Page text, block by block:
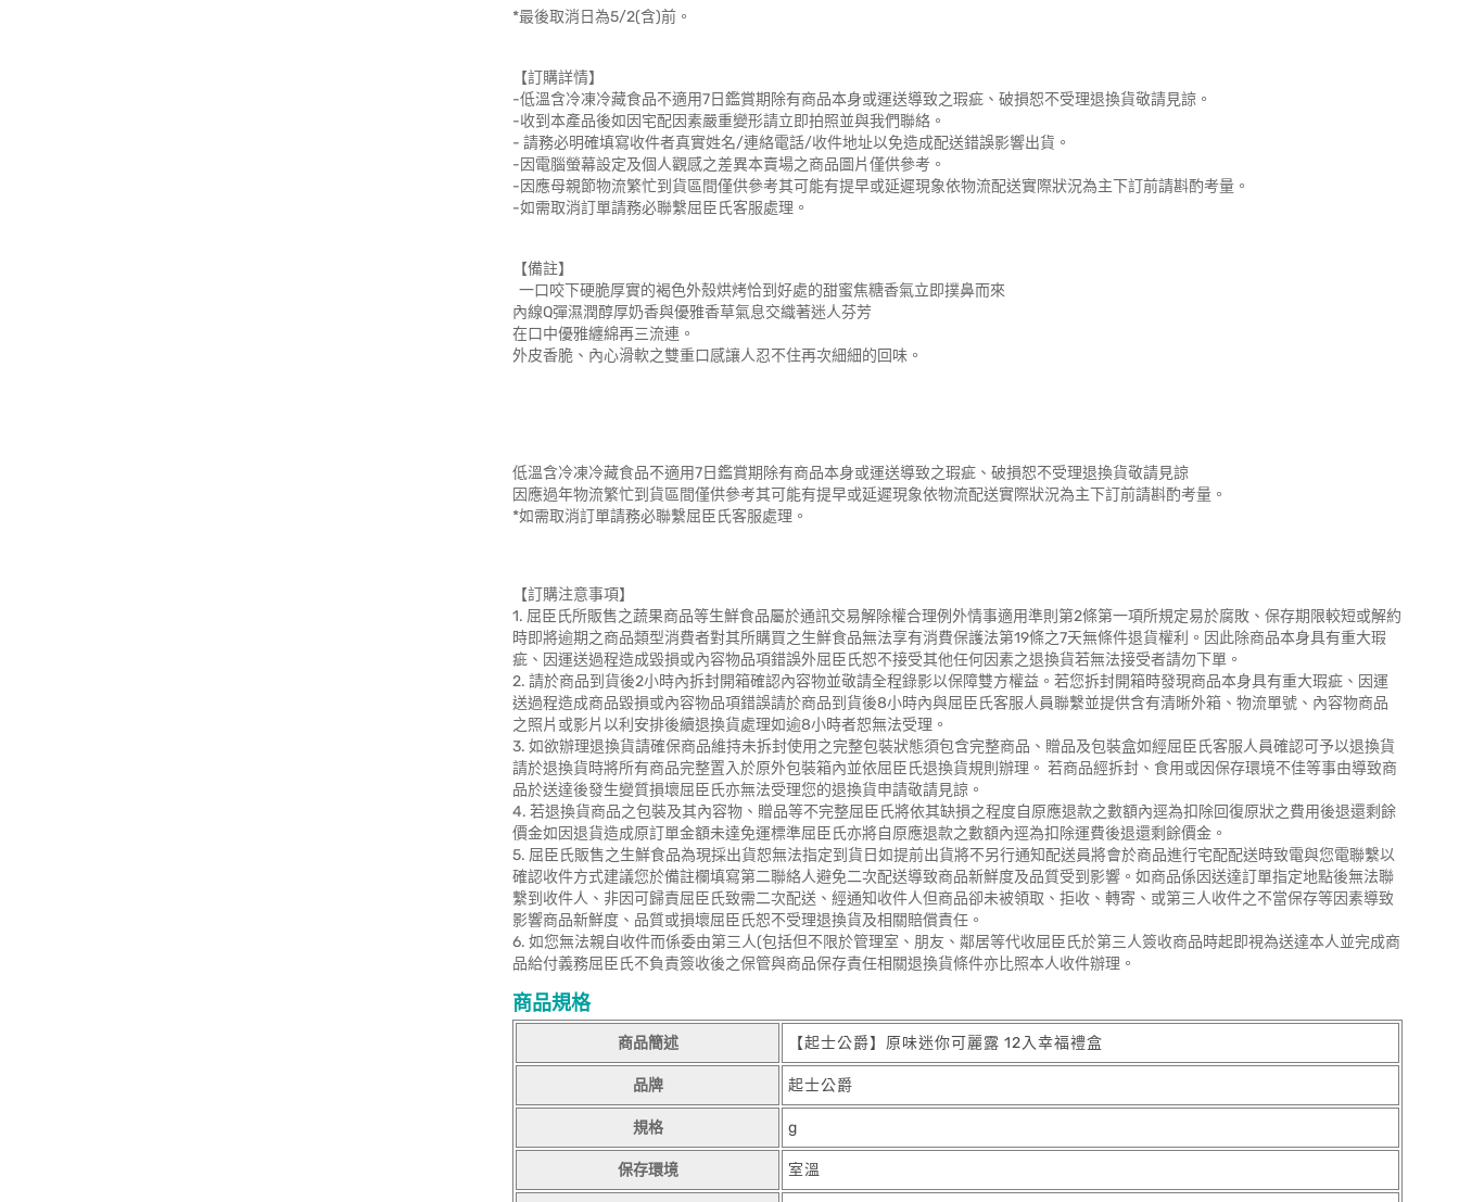
*最後取消日為5/2(含)前。
【訂購詳情】
-低溫含冷凍冷藏食品不適用7日鑑賞期除有商品本身或運送導致之瑕疵、破損恕不受理退換貨敬請見諒。
-收到本產品後如因宅配因素嚴重變形請立即拍照並與我們聯絡。
- 請務必明確填寫收件者真實姓名/連絡電話/收件地址以免造成配送錯誤影響出貨。
-因電腦螢幕設定及個人觀感之差異本賣場之商品圖片僅供參考。
-因應母親節物流繁忙到貨區間僅供參考其可能有提早或延遲現象依物流配送實際狀況為主下訂前請斟酌考量。
-如需取消訂單請務必聯繫屈臣氏客服處理。
【備註】
一口咬下硬脆厚實的褐色外殼烘烤恰到好處的甜蜜焦糖香氣立即撲鼻而來
內線Q彈濕潤醇厚奶香與優雅香草氣息交織著迷人芬芳
在口中優雅纏綿再三流連。
外皮香脆、內心滑軟之雙重口感讓人忍不住再次細細的回味。
低溫含冷凍冷藏食品不適用7日鑑賞期除有商品本身或運送導致之瑕疵、破損恕不受理退換貨敬請見諒
因應過年物流繁忙到貨區間僅供參考其可能有提早或延遲現象依物流配送實際狀況為主下訂前請斟酌考量。
*如需取消訂單請務必聯繫屈臣氏客服處理。
【訂購注意事項】
1. 屈臣氏所販售之蔬果商品等生鮮食品屬於通訊交易解除權合理例外情事適用準則第2條第一項所規定易於腐敗、保存期限較短或解約
時即將逾期之商品類型消費者對其所購買之生鮮食品無法享有消費保護法第19條之7天無條件退貨權利。因此除商品本身具有重大瑕
疵、因運送過程造成毀損或內容物品項錯誤外屈臣氏恕不接受其他任何因素之退換貨若無法接受者請勿下單。
2. 請於商品到貨後2小時內拆封開箱確認內容物並敬請全程錄影以保障雙方權益。若您拆封開箱時發現商品本身具有重大瑕疵、因運
送過程造成商品毀損或內容物品項錯誤請於商品到貨後8小時內與屈臣氏客服人員聯繫並提供含有清晰外箱、物流單號、內容物商品
之照片或影片以利安排後續退換貨處理如逾8小時者恕無法受理。
3. 如欲辦理退換貨請確保商品維持未拆封使用之完整包裝狀態須包含完整商品、贈品及包裝盒如經屈臣氏客服人員確認可予以退換貨
請於退換貨時將所有商品完整置入於原外包裝箱內並依屈臣氏退換貨規則辦理。 若商品經拆封、食用或因保存環境不佳等事由導致商
品於送達後發生變質損壞屈臣氏亦無法受理您的退換貨申請敬請見諒。
4. 若退換貨商品之包裝及其內容物、贈品等不完整屈臣氏將依其缺損之程度自原應退款之數額內逕為扣除回復原狀之費用後退還剩餘
價金如因退貨造成原訂單金額未達免運標準屈臣氏亦將自原應退款之數額內逕為扣除運費後退還剩餘價金。
5. 屈臣氏販售之生鮮食品為現採出貨恕無法指定到貨日如提前出貨將不另行通知配送員將會於商品進行宅配配送時致電與您電聯繫以
確認收件方式建議您於備註欄填寫第二聯絡人避免二次配送導致商品新鮮度及品質受到影響。如商品係因送達訂單指定地點後無法聯
繫到收件人、非因可歸責屈臣氏致需二次配送、經通知收件人但商品卻未被領取、拒收、轉寄、或第三人收件之不當保存等因素導致
影響商品新鮮度、品質或損壞屈臣氏恕不受理退換貨及相關賠償責任。
6. 如您無法親自收件而係委由第三人(包括但不限於管理室、朋友、鄰居等代收屈臣氏於第三人簽收商品時起即視為送達本人並完成商
品給付義務屈臣氏不負責簽收後之保管與商品保存責任相關退換貨條件亦比照本人收件辦理。
商品規格
商品簡述 【起士公爵】原味迷你可麗露 12入幸福禮盒
品牌 起士公爵
規格 g
保存環境 室溫